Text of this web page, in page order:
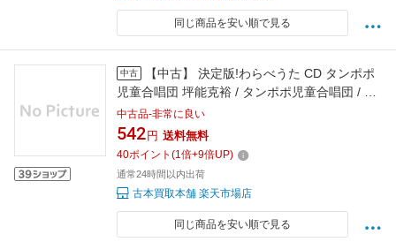
同じ商品を安い順で見る
中古
【中古】 決定版!わらべうた CD タンポポ
児童合唱団 坪能克裕 / タンポポ児童合唱団 / キ
ングレコード [CD]【メール便送料無料】【最短
翌日配達対応】
中古品-非常に良い
542 円 送料無料
40ポイント (1倍+9倍UP)
通常24時間以内出荷
古本買取本舗 楽天市場店
同じ商品を安い順で見る